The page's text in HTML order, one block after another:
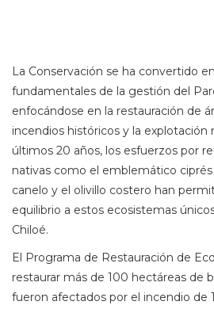
La Conservación se ha convertido
fundamentales de la gestión del
enfocándose en la restauración de
incendios históricos y la explotación
últimos 20 años, los esfuerzos por
nativas como el emblemático ciprés
canelo y el olivillo costero han
equilibrio a estos ecosistemas
Chiloé.
El Programa de Restauración de
restaurar más de 100 hectáreas de
fueron afectados por el incendio de